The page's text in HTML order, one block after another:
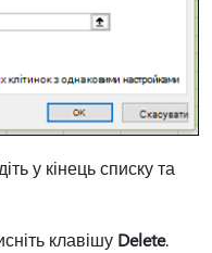
у кінець списку та
клавішу Delete.